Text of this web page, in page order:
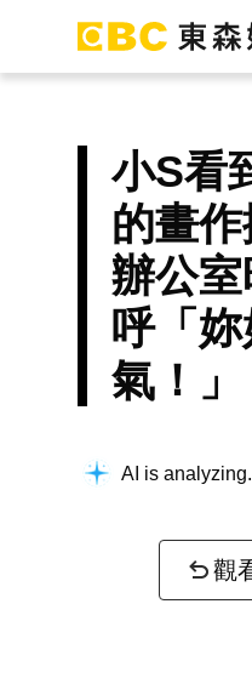
小S看
的畫
辦公
呼「
氣！」
AI is
觀